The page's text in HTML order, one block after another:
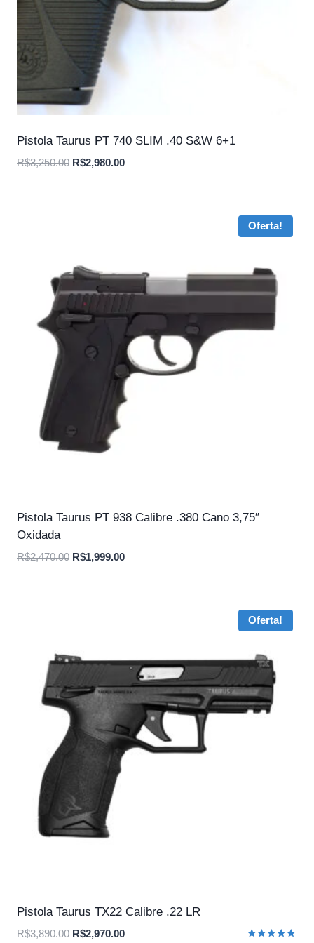
Pistola Taurus PT 740 SLIM .40 S&W 6+1
R$3,250.00 O
R$2,980.00O
Oferta!
Pistola Taurus PT 938 Calibre .380 Cano 3,75″
Oxidada
R$2,470.00 O
R$1,999.00O
Oferta!
Pistola Taurus TX22 Calibre .22 LR
R$3,890.00 O
R$2,970.00O